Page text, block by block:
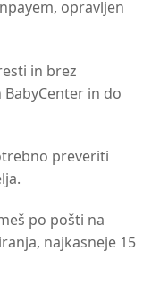
opravljen
in brez
in do
preveriti
po pošti na
najkasneje 15